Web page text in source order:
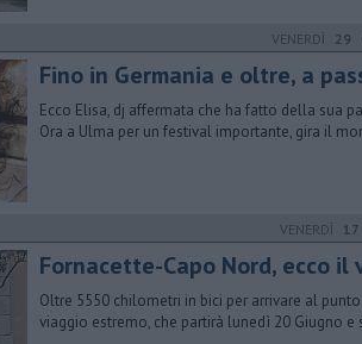
VENERDÌ 29
Fino in Germania e oltre, a
Ecco Elisa, dj affermata che ha fatto della sua
Ora a Ulma per un festival importante, gira il
VENERDÌ
Fornacette-Capo Nord, ecco il
Oltre 5550 chilometri in bici per arrivare al
viaggio estremo, che partirà lunedì 20 Giugno e